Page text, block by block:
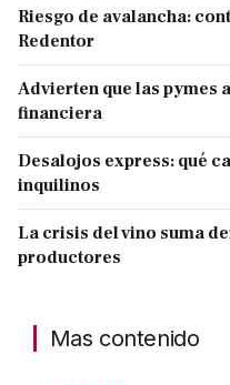
Riesgo de avalancha:
Redentor
Advierten que las pymes
financiera
Desalojos express: qué
inquilinos
La crisis del vino suma
productores
Mas contenido